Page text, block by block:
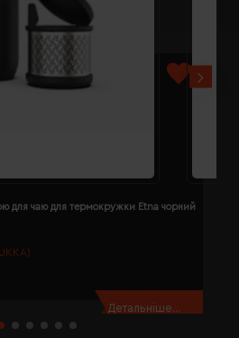
для чаю для термокружки Etna чорний
Детальніше...